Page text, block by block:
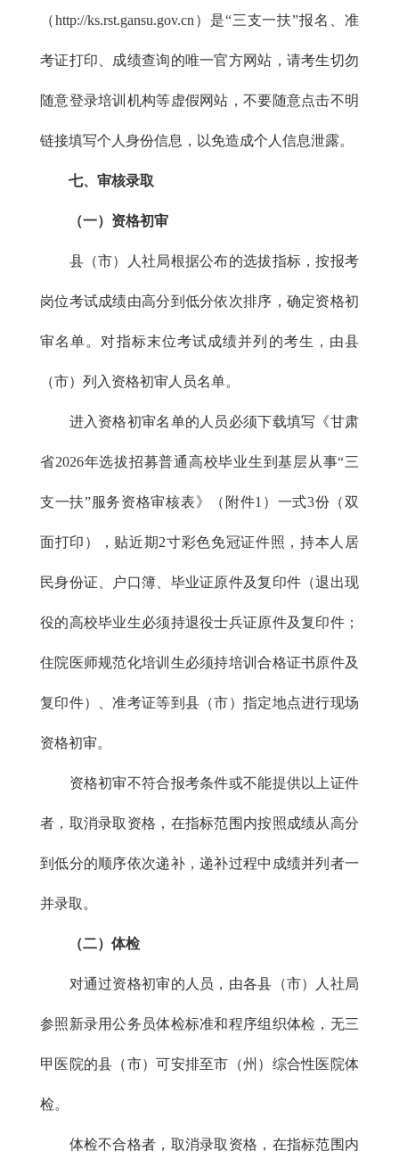
（http://ks.rst.gansu.gov.cn）是“三支一扶”报名、准
考证打印、成绩查询的唯一官方网站，请考生切勿
随意登录培训机构等虚假网站，不要随意点击不明
链接填写个人身份信息，以免造成个人信息泄露。
七、审核录取
（一）资格初审
县（市）人社局根据公布的选拔指标，按报考
岗位考试成绩由高分到低分依次排序，确定资格初
审名单。对指标末位考试成绩并列的考生，由县
（市）列入资格初审人员名单。
进入资格初审名单的人员必须下载填写《甘肃
省2026年选拔招募普通高校毕业生到基层从事“三
支一扶”服务资格审核表》（附件1）一式3份（双
面打印），贴近期2寸彩色免冠证件照，持本人居
民身份证、户口簿、毕业证原件及复印件（退出现
役的高校毕业生必须持退役士兵证原件及复印件；
住院医师规范化培训生必须持培训合格证书原件及
复印件）、准考证等到县（市）指定地点进行现场
资格初审。
资格初审不符合报考条件或不能提供以上证件
者，取消录取资格，在指标范围内按照成绩从高分
到低分的顺序依次递补，递补过程中成绩并列者一
并录取。
（二）体检
对通过资格初审的人员，由各县（市）人社局
参照新录用公务员体检标准和程序组织体检，无三
甲医院的县（市）可安排至市（州）综合性医院体
检。
体检不合格者，取消录取资格，在指标范围内